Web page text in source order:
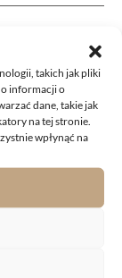
takich jak pliki
informacji o
dane, takie jak
na tej stronie.
wpłynąć na